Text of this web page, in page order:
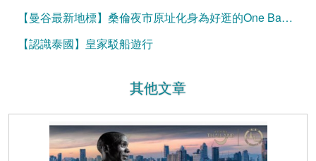
【曼谷最新地標】桑倫夜市原址化身為好逛的One Bangkok
【認識泰國】皇家駁船遊行
其他文章